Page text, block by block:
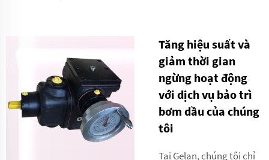
Tăng hiệu suất và
giảm thời gian
ngừng hoạt động
với dịch vụ bảo trì
bơm dầu của chúng
tôi
Tại Gelan, chúng tôi chỉ